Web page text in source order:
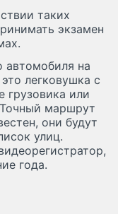
таких
экзамен
автомобиля на
легковушка с
грузовика или
маршрут
они будут
улиц.
года.